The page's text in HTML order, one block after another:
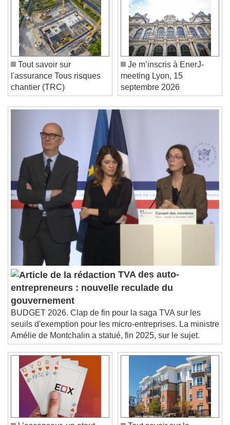
Video Player is loading.
Play Video
Play
Skip Backward
Skip Forward
Unmute
Current Time0:00
/
Duration-:-
Loaded:
Stream TypeLIVE
Seek to live, currently behind liveLIVE
-0:00
1x
Playback Rate
Chapters
Chapters
Descriptions
descriptions off
, selected
subtitles settings
settings dialog
subtitles off
Audio Track
Picture-in-Picture
Fullscreen
This is a modal window.
Beginning of dialog window. Escape will cancel
and close the window.
Text
Color
Text Background
Color
Caption Area Background
Tout savoir sur
l'assurance Tous risques
chantier (TRC)
Je m’inscris à EnerJ-
meeting Lyon, 15
septembre 2026
TVA des auto-
entrepreneurs : nouvelle reculade du
gouvernement
BUDGET 2026. Clap de fin pour la saga TVA sur les
seuils d'exemption pour les micro-entreprises. La ministre
Amélie de Montchalin a statué, fin 2025, sur le sujet.